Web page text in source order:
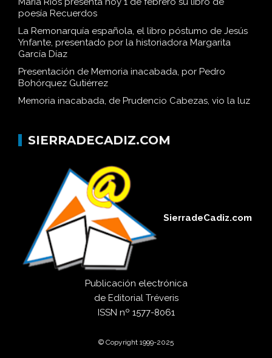
María Ríos presenta hoy 1 de febrero su libro de
poesía Recuerdos
La Remonarquía española, el libro póstumo de Jesús
Ynfante, presentado por la historiadora Margarita
Presentación de Memoria inacabada, por Pedro
Bohórquez Gutiérrez
SIERRADECADIZ.COM
nº 1577-8061